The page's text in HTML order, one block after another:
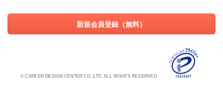
新規会員登録（無料）
© CAREER DESIGN CENTER CO.,LTD. ALL RIGHTS RESERVED